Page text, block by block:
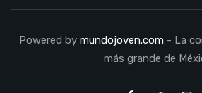
Powered by mundojoven.com- La
más grande de